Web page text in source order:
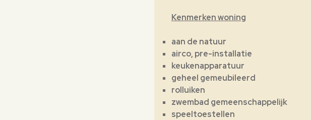
Kenmerken woning
aan de natuur
airco, pre-installatie
keukenapparatuur
geheel gemeubileerd
rolluiken
zwembad gemeenschappelijk
speeltoestellen